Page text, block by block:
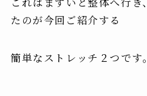
たのが今回ご紹介する
簡単なストレッチ２つです。